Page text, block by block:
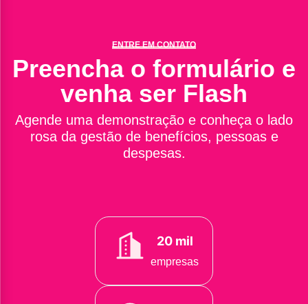
ENTRE EM CONTATO
Preencha o formulário e
venha ser Flash
Agende uma demonstração e conheça o lado
rosa da gestão de benefícios, pessoas e
despesas.
20 mil
empresas